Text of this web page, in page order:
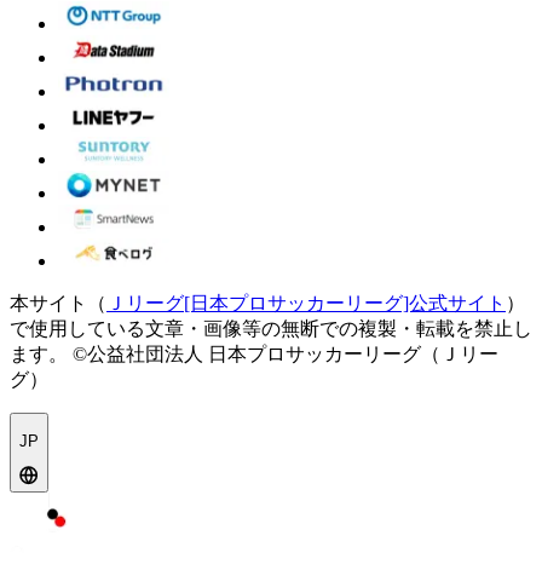
本サイト（ Ｊリーグ[日本プロサッカーリーグ]公式サイト ）
で使用している文章・画像等の無断での複製・転載を禁止し
ます。
©公益社団法人 日本プロサッカーリーグ（Ｊリー
グ）
JP